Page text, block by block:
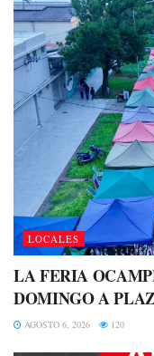
LOCALES
LA FERIA
DOMINGO A
AGOSTO 6, 2026 120